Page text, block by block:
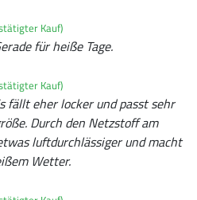
Kauf)
für heiße Tage.
Kauf)
fällt eher locker und passt sehr
Durch den Netzstoff am
luftdurchlässiger und macht
Wetter.